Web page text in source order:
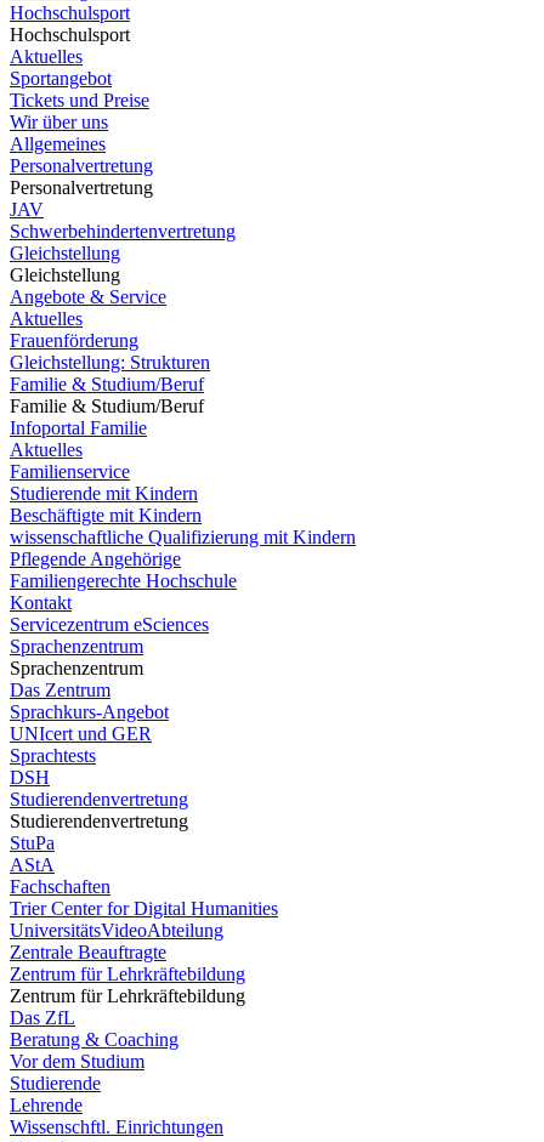
Hochschulsport
Hochschulsport
Aktuelles
Sportangebot
Tickets und Preise
Wir über uns
Allgemeines
Personalvertretung
Personalvertretung
JAV
Schwerbehindertenvertretung
Gleichstellung
Gleichstellung
Angebote & Service
Aktuelles
Frauenförderung
Gleichstellung: Strukturen
Familie & Studium/Beruf
Familie & Studium/Beruf
Infoportal Familie
Aktuelles
Familienservice
Studierende mit Kindern
Beschäftigte mit Kindern
wissenschaftliche Qualifizierung mit Kindern
Pflegende Angehörige
Familiengerechte Hochschule
Kontakt
Servicezentrum eSciences
Sprachenzentrum
Sprachenzentrum
Das Zentrum
Sprachkurs-Angebot
UNIcert und GER
Sprachtests
DSH
Studierendenvertretung
Studierendenvertretung
StuPa
AStA
Fachschaften
Trier Center for Digital Humanities
UniversitätsVideoAbteilung
Zentrale Beauftragte
Zentrum für Lehrkräftebildung
Zentrum für Lehrkräftebildung
Das ZfL
Beratung & Coaching
Vor dem Studium
Studierende
Lehrende
Wissenschftl. Einrichtungen